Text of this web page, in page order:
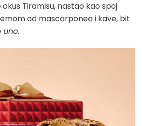
Tiramisu, nastao kao spoj
od mascarponea i kave, bit
uno.